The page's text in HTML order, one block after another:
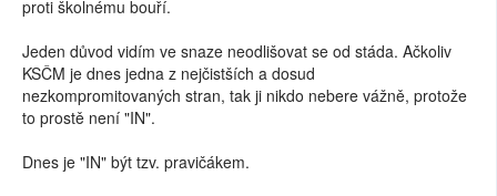
proti školnému bouří.
Jeden důvod vidím ve snaze neodlišovat se od stáda. Ačkoliv
KSČM je dnes jedna z nejčistších a dosud
nezkompromitovaných stran, tak ji nikdo nebere vážně, protože
to prostě není "IN".
Dnes je "IN" být tzv. pravičákem.